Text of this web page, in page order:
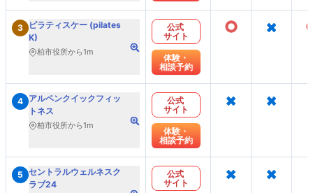
3
ピラティスケー (pilates
K)
柏市役所から1m
公式
サイト
体験・
相談予約
○ ×
4 アルペンクイックフィッ
トネス
柏市役所から1m
公式
サイト
体験・
相談予約
× ×
5 セントラルウェルネスク
ラブ24
公式
サイト
× ×